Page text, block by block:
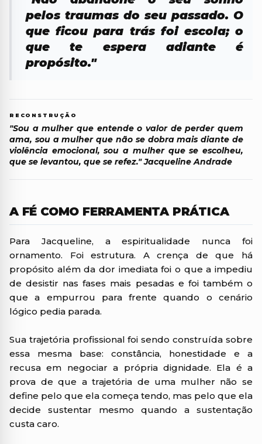
pelos traumas do seu passado. O
que ficou para trás foi escola; o
que te espera adiante é
propósito."
RECONSTRUÇÃO
"Sou a mulher que entende o valor de perder quem
ama, sou a mulher que não se dobra mais diante de
violência emocional, sou a mulher que se escolheu,
que se levantou, que se refez." Jacqueline Andrade
A FÉ COMO FERRAMENTA PRÁTICA
Para Jacqueline, a espiritualidade nunca foi
ornamento. Foi estrutura. A crença de que há
propósito além da dor imediata foi o que a impediu
de desistir nas fases mais pesadas e foi também o
que a empurrou para frente quando o cenário
lógico pedia parada.
Sua trajetória profissional foi sendo construída sobre
essa mesma base: constância, honestidade e a
recusa em negociar a própria dignidade. Ela é a
prova de que a trajetória de uma mulher não se
define pelo que ela começa tendo, mas pelo que ela
decide sustentar mesmo quando a sustentação
custa caro.